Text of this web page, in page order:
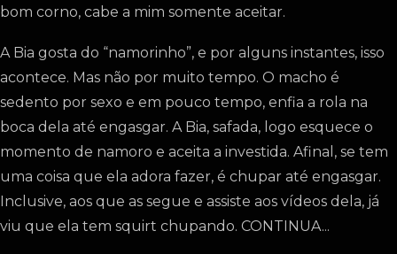
bom corno, cabe a mim somente aceitar.
A Bia gosta do “namorinho”, e por alguns instantes, isso
acontece. Mas não por muito tempo. O macho é
sedento por sexo e em pouco tempo, enfia a rola na
boca dela até engasgar. A Bia, safada, logo esquece o
momento de namoro e aceita a investida. Afinal, se tem
uma coisa que ela adora fazer, é chupar até engasgar.
Inclusive, aos que as segue e assiste aos vídeos dela, já
viu que ela tem squirt chupando. CONTINUA...